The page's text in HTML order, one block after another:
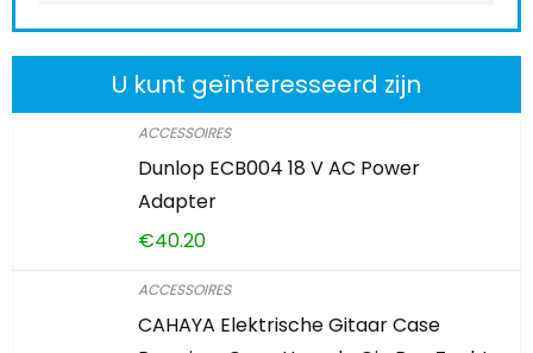
U kunt geïnteresseerd zijn
ACCESSOIRES
Dunlop ECB004 18 V AC Power
Adapter
€40.20
ACCESSOIRES
CAHAYA Elektrische Gitaar Case